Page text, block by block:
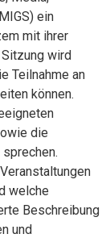
ein
mit ihrer
wird
Teilnahme an
können.
die
welche
Beschreibung
und